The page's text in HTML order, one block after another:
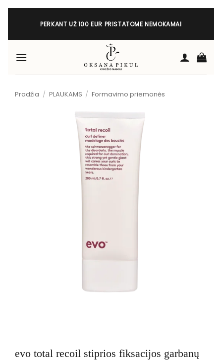
Skip
PERKANT UŽ 100 EUR PRISTATOME NEMOKAMAI
Pradžia / PLAUKAMS / Formavimo priemonės
evo total recoil stiprios fiksacijos garbanų